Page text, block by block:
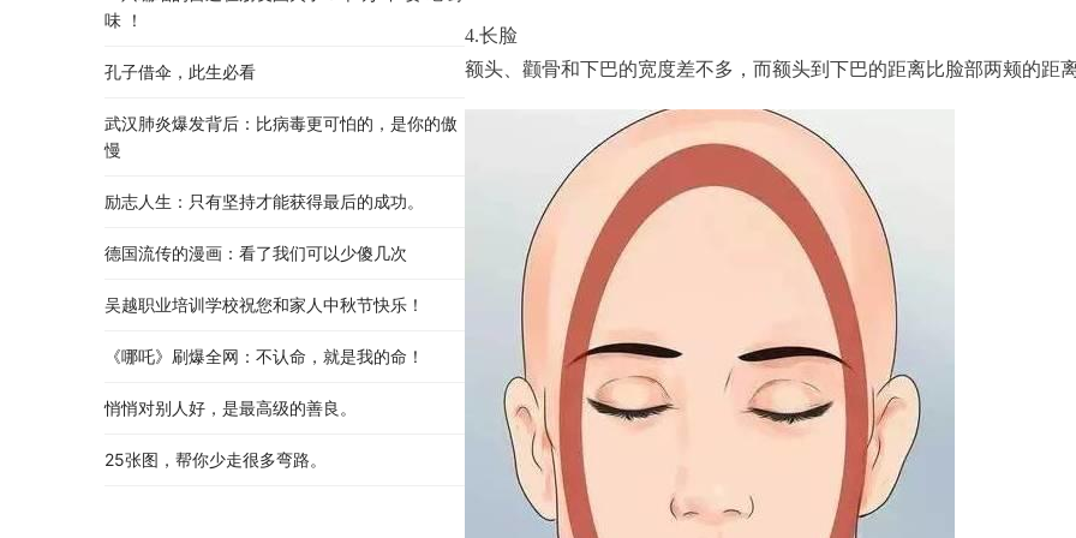
4.长脸
额头、颧骨和下巴的宽度差不多，而额头到下巴的距离比脸部两颊的距
味 ！
孔子借伞，此生必看
武汉肺炎爆发背后：比病毒更可怕的，是你的傲
慢
励志人生：只有坚持才能获得最后的成功。
德国流传的漫画：看了我们可以少傻几次
吴越职业培训学校祝您和家人中秋节快乐​！​
《哪吒》刷爆全网：不认命，就是我的命！
悄悄对别人好，是最高级的善良。
25张图，帮你少走很多弯路。